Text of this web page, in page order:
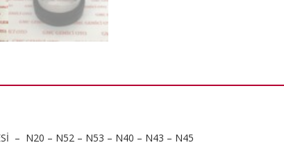
– N20 – N52 – N53 – N40 – N43 – N45